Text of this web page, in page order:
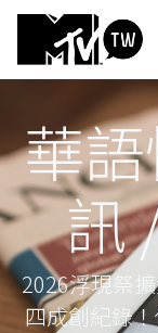
華
訊
2026浮現祭
四成創紀錄